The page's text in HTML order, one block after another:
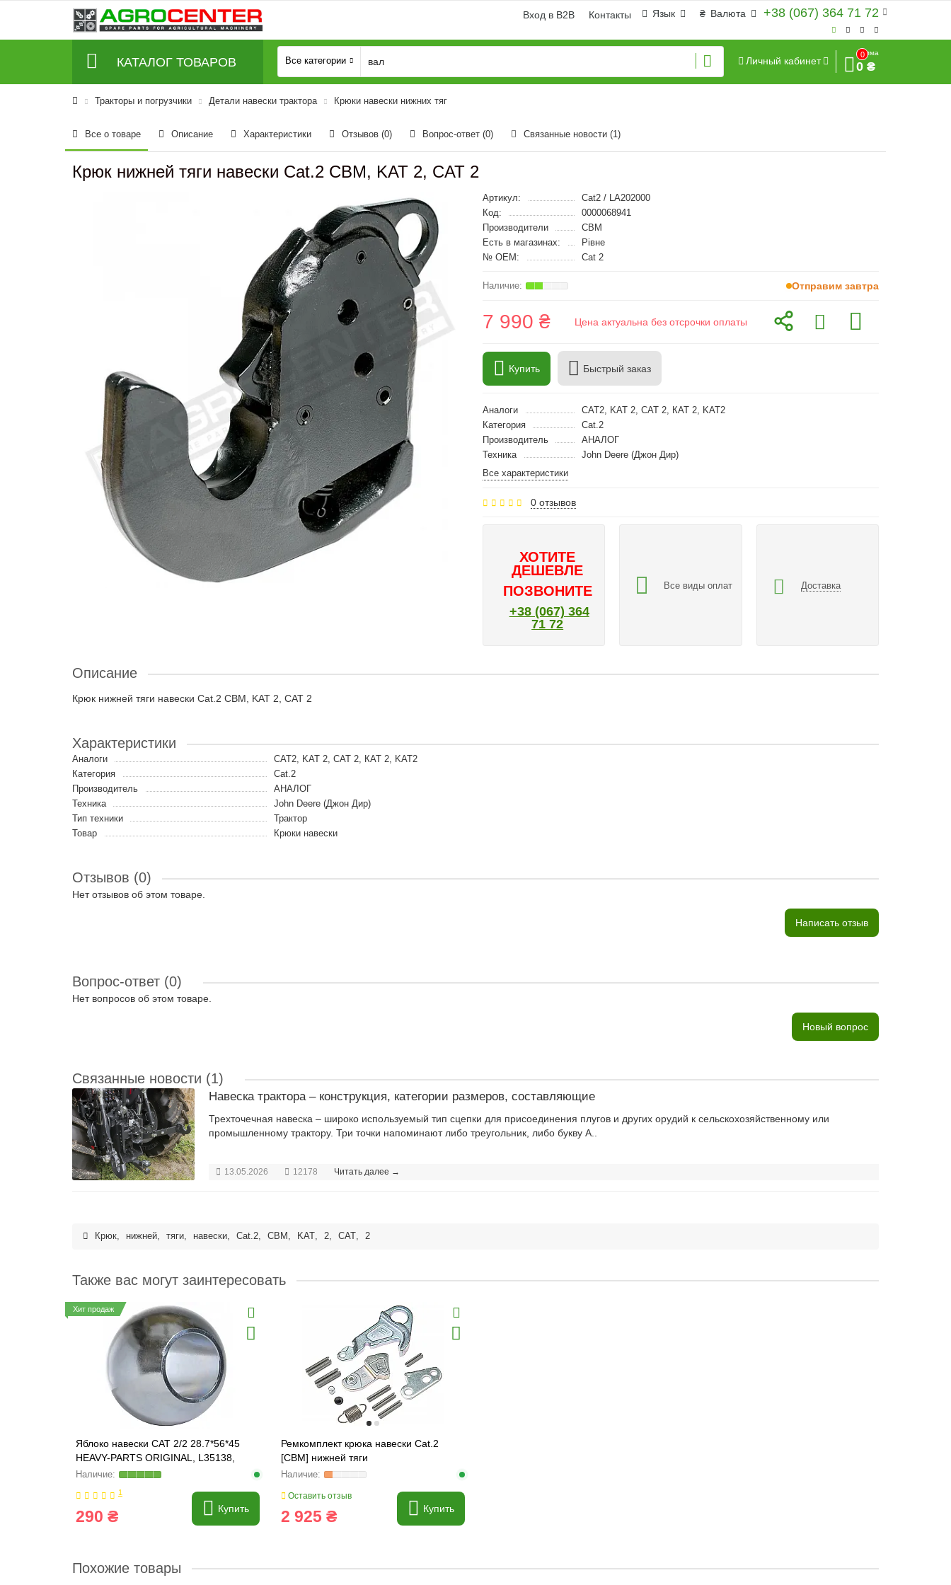
+38 (067) 364 71 72
₴ Валюта
Язык
Вход в B2B Контакты
КАТАЛОГ ТОВАРОВ Все категории Личный кабинет
0
Сумма
0 ₴
Тракторы и погрузчики Детали навески трактора Крюки навески нижних тяг
Все о товаре Описание Характеристики Отзывов (0) Вопрос-ответ (0) Связанные новости (1)
Крюк нижней тяги навески Cat.2 CBM, KAT 2, CAT 2
Артикул:
Cat2 / LA202000
Код:
0000068941
Производители
CBM
Есть в магазинах:
Рівне
№ OEM:
Cat 2
Отправим завтра
7 990 ₴ Цена актуальна без отсрочки оплаты
Купить Быстрый заказ
Аналоги
CAT2, KAT 2, CAT 2, КАТ 2, KAT2
Категория
Cat.2
Производитель
АНАЛОГ
Техника
John Deere (Джон Дир)
Все характеристики
0 отзывов
ХОТИТЕ
ДЕШЕВЛЕ
ПОЗВОНИТЕ
+38 (067) 364
71 72
Все виды оплат Доставка
Описание
Крюк нижней тяги навески Cat.2 CBM, KAT 2, CAT 2
Характеристики
Аналоги
CAT2, KAT 2, CAT 2, КАТ 2, KAT2
Категория
Cat.2
Производитель
АНАЛОГ
Техника
John Deere (Джон Дир)
Тип техники
Трактор
Товар
Крюки навески
Отзывов (0)
Нет отзывов об этом товаре.
Написать отзыв
Вопрос-ответ (0)
Нет вопросов об этом товаре.
Новый вопрос
Связанные новости (1)
Навеска трактора – конструкция, категории размеров, составляющие
Трехточечная навеска – широко используемый тип сцепки для присоединения плугов и других орудий к сельскохозяйственному или
промышленному трактору. Три точки напоминают либо треугольник, либо букву А..
13.05.2026 12178 Читать далее →
Крюк, нижней, тяги, навески, Cat.2, CBM , KAT , 2, CAT , 2
Также вас могут заинтересовать
Хит продаж
Яблоко навески CAT 2/2 28.7*56*45
HEAVY-PARTS ORIGINAL, L35138,
1099037
1
290 ₴ Купить
Ремкомплект крюка навески Cat.2
[CBM] нижней тяги
Оставить отзыв
2 925 ₴ Купить
Похожие товары